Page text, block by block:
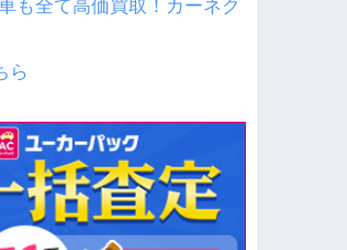
も全て高価買取！カーネク
ら